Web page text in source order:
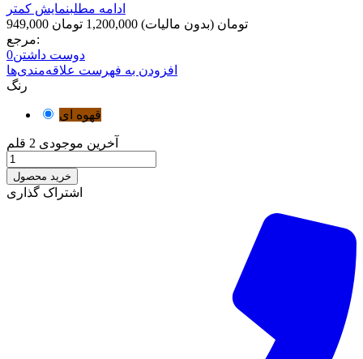
ادامه مطلبنمایش کمتر
949,000 تومان (بدون مالیات) 1,200,000 تومان
مرجع:
دوست داشتن0
افزودن به فهرست علاقه‌مندی‌ها
رنگ
قهوه ای
آخرین موجودی 2 قلم
خرید محصول
اشتراک گذاری